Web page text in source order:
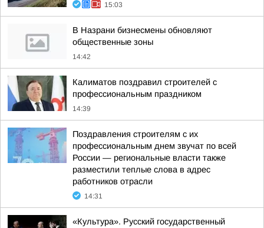
15:03
В Назрани бизнесмены обновляют
общественные зоны
14:42
Калиматов поздравил строителей с
профессиональным праздником
14:39
Поздравления строителям с их
профессиональным днем звучат по всей
России — региональные власти также
разместили теплые слова в адрес
работников отрасли
14:31
«Культура». Русский государственный